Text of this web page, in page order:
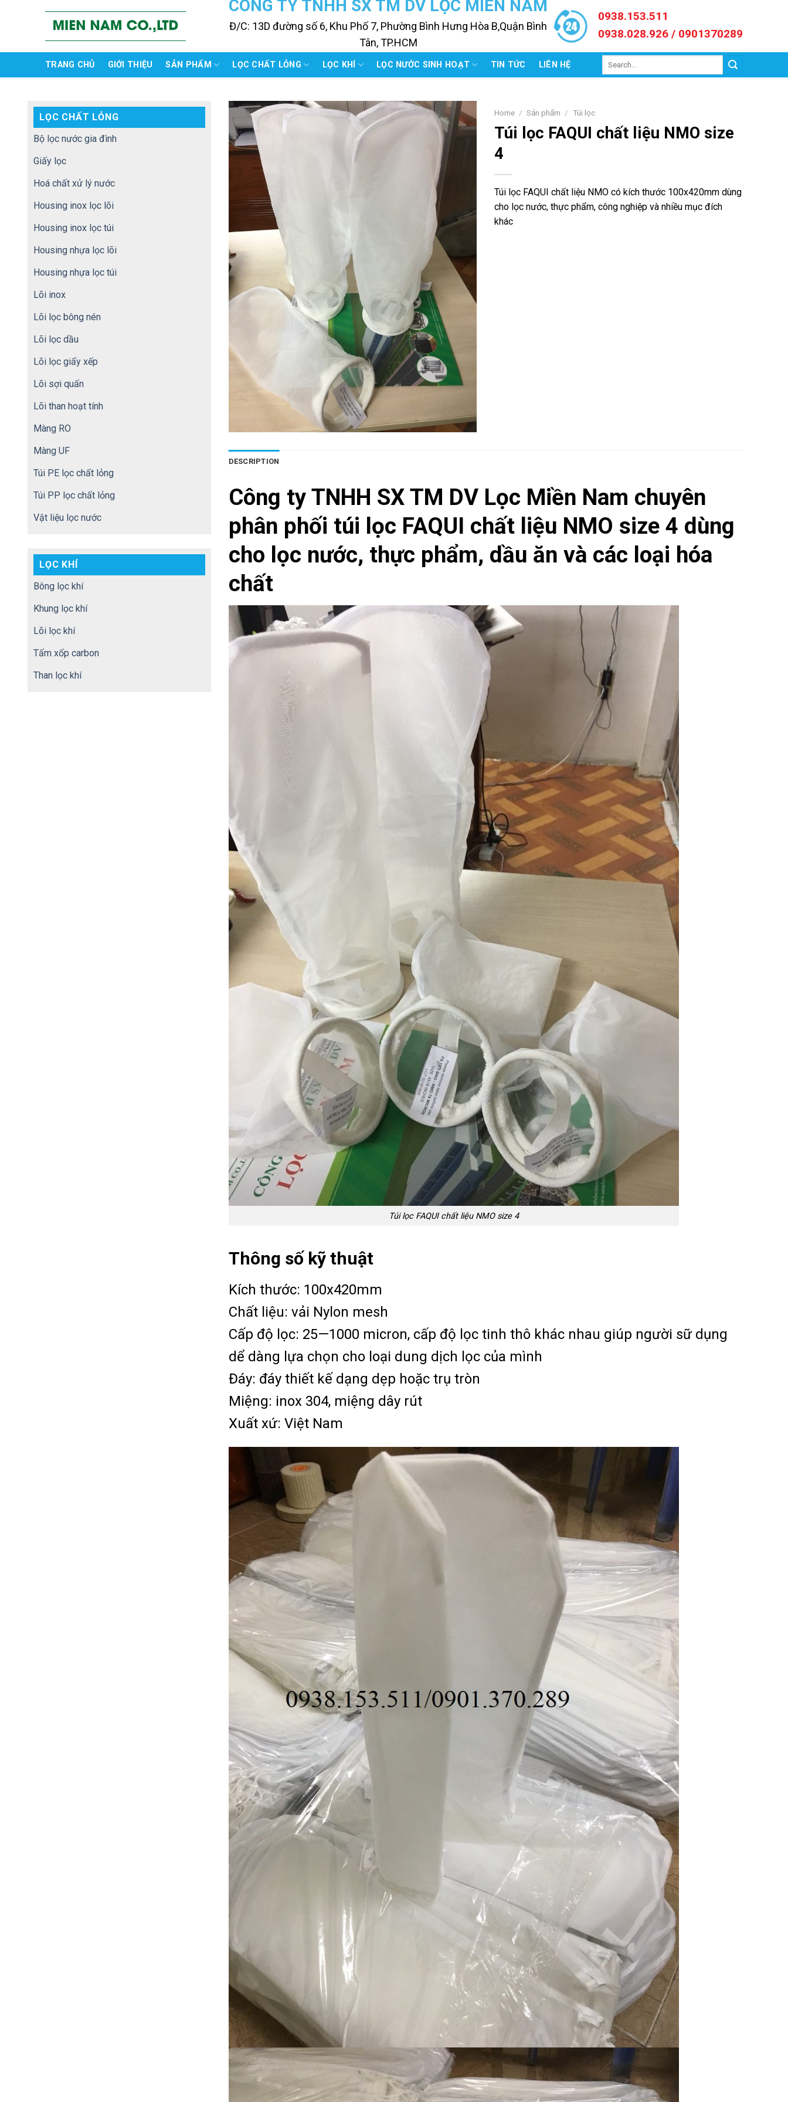
CÔNG TY TNHH SX TM DV LỌC MIỀN NAM
Đ/C: 13D đường số 6, Khu Phố 7, Phường Bình Hưng Hòa B,Quận Bình
Tân, TP.HCM
0938.153.511
0938.028.926 / 0901370289
TRANG CHỦ GIỚI THIỆU SẢN PHẨM LỌC CHẤT LỎNG LỌC KHÍ LỌC NƯỚC SINH HOẠT TIN TỨC LIÊN HỆ
LỌC CHẤT LỎNG
Bộ lọc nước gia đình
Giấy lọc
Hoá chất xử lý nước
Housing inox lọc lõi
Housing inox lọc túi
Housing nhựa lọc lõi
Housing nhựa lọc túi
Lõi inox
Lõi lọc bông nén
Lõi lọc dầu
Lõi lọc giấy xếp
Lõi sợi quấn
Lõi than hoạt tính
Màng RO
Màng UF
Túi PE lọc chất lỏng
Túi PP lọc chất lỏng
Vật liệu lọc nước
LỌC KHÍ
Bông lọc khí
Khung lọc khí
Lõi lọc khí
Tấm xốp carbon
Than lọc khí
Home / Sản phẩm / Túi lọc
Túi lọc FAQUI chất liệu NMO size
4
Túi lọc FAQUI chất liệu NMO có kích thước 100x420mm dùng
cho lọc nước, thực phẩm, công nghiệp và nhiều mục đích
khác
DESCRIPTION
Công ty TNHH SX TM DV Lọc Miền Nam chuyên
phân phối túi lọc FAQUI chất liệu NMO size 4 dùng
cho lọc nước, thực phẩm, dầu ăn và các loại hóa
chất
Túi lọc FAQUI chất liệu NMO size 4
Thông số kỹ thuật
Kích thước: 100x420mm
Chất liệu: vải Nylon mesh
Cấp độ lọc: 25—1000 micron, cấp độ lọc tinh thô khác nhau giúp người sữ dụng
dể dàng lựa chọn cho loại dung dịch lọc của mình
Đáy: đáy thiết kế dạng dẹp hoặc trụ tròn
Miệng: inox 304, miệng dây rút
Xuất xứ: Việt Nam